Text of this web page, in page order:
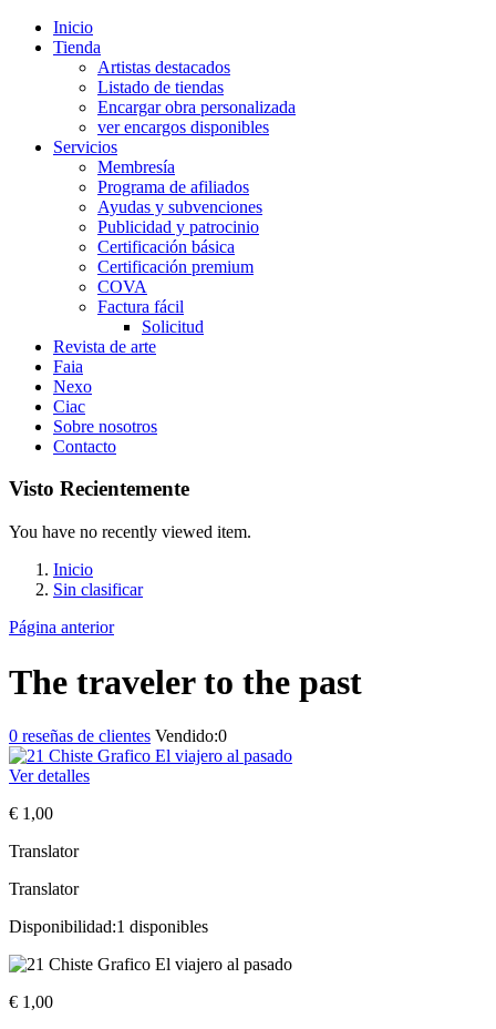
Inicio
Tienda
Artistas destacados
Listado de tiendas
Encargar obra personalizada
ver encargos disponibles
Servicios
Membresía
Programa de afiliados
Ayudas y subvenciones
Publicidad y patrocinio
Certificación básica
Certificación premium
COVA
Factura fácil
Solicitud
Revista de arte
Faia
Nexo
Ciac
Sobre nosotros
Contacto
Visto Recientemente
You have no recently viewed item.
Inicio
Sin clasificar
Página anterior
The traveler to the past
0 reseñas de clientes Vendido:0
Ver detalles
€ 1,00
Translator
Translator
Disponibilidad:1 disponibles
€ 1,00